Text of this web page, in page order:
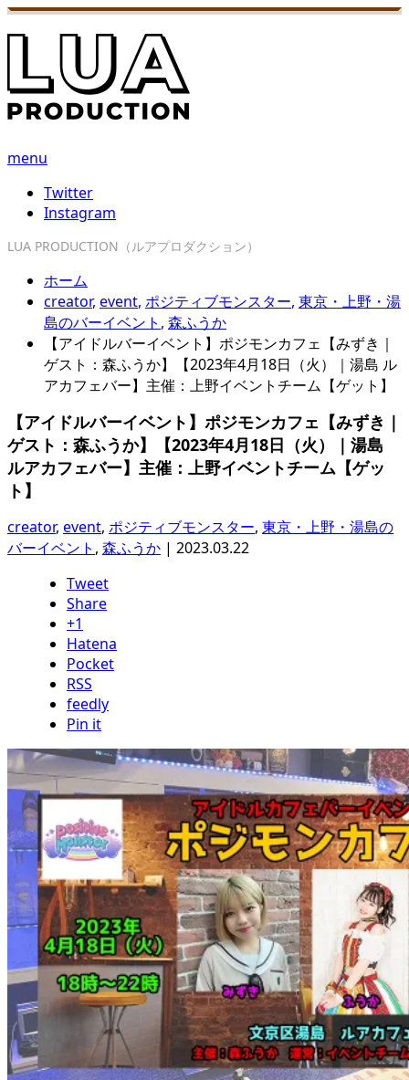
menu
Twitter
Instagram
LUA PRODUCTION（ルアプロダクション）
ホーム
creator, event, ポジティブモンスター, 東京・上野・湯
島のバーイベント , 森ふうか
【アイドルバーイベント】ポジモンカフェ【みずき｜
ゲスト：森ふうか】【2023年4月18日（火）｜湯島 ル
アカフェバー】主催：上野イベントチーム【ゲット】
【アイドルバーイベント】ポジモンカフェ【みずき｜
ゲスト：森ふうか】【2023年4月18日（火）｜湯島
ルアカフェバー】主催：上野イベントチーム【ゲッ
ト】
creator, event, ポジティブモンスター, 東京・上野・湯島の
バーイベント , 森ふうか | 2023.03.22
Tweet
Share
+1
Hatena
Pocket
RSS
feedly
Pin it